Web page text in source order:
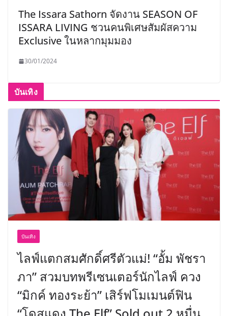
The Issara Sathorn จัดงาน SEASON OF
ISSARA LIVING ชวนคนพิเศษสัมผัสความ
Exclusive ในหลากมุมมอง
30/01/2024
บันเทิง
บันเทิง
ไลฟ์แตกสมศักดิ์ศรีตัวแม่! “อั้ม พัชรา
ภา” สวมบทพรีเซนเตอร์นักไลฟ์ ควง
“มิกค์ ทองระย้า” เสิร์ฟโมเมนต์ฟิน